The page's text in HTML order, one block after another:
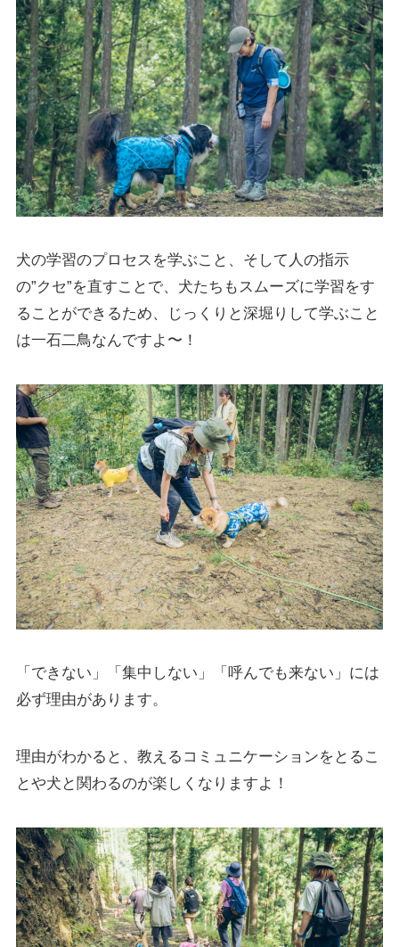
犬の学習のプロセスを学ぶこと、そして人の指示
の”クセ”を直すことで、犬たちもスムーズに学習をす
ることができるため、じっくりと深堀りして学ぶこと
は一石二鳥なんですよ〜！
「できない」「集中しない」「呼んでも来ない」には
必ず理由があります。
理由がわかると、教えるコミュニケーションをとるこ
とや犬と関わるのが楽しくなりますよ！